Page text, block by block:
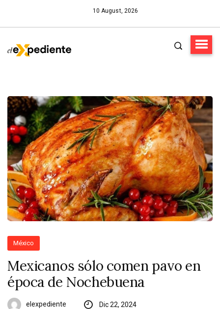
10 August, 2026
México
Mexicanos sólo comen pavo en
época de Nochebuena
elexpediente Dic 22, 2024